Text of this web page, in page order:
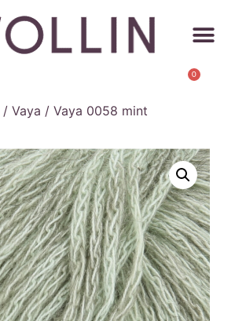
0
/ Vaya / Vaya 0058 mint